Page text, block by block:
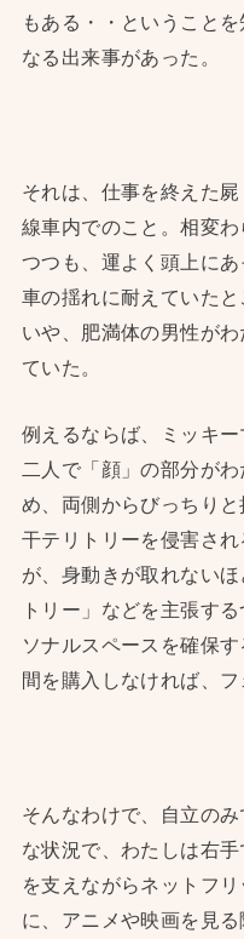
もある・・ということ
なる出来事があった。
それは、仕事を終えた
線車内でのこと。相変
つつも、運よく頭上に
車の揺れに耐えていた
いや、肥満体の男性が
ていた。
例えるならば、ミッキ
二人で「顔」の部分が
め、両側からびっちり
干テリトリーを侵害さ
が、身動きが取れない
トリー」などを主張す
ソナルスペースを確保
間を購入しなければ、
そんなわけで、自立の
な状況で、わたしは右
を支えながらネットフ
に、アニメや映画を見